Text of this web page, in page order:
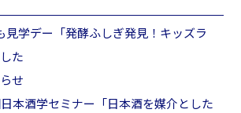
見学デー「発酵ふしぎ発見！キッズラ
た
せ
本酒学セミナー「日本酒を媒介とした